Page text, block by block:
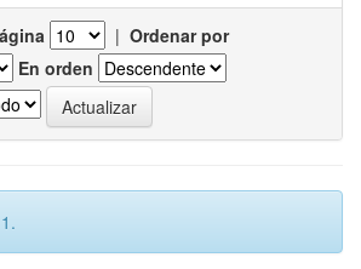
| Ordenar por
En orden